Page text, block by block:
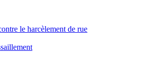
le harcèlement de rue